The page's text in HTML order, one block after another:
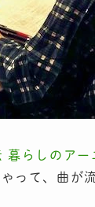
暮らしのアー
って、曲が